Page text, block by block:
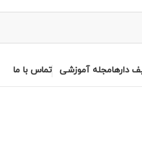
دارهامجله آموزشی تماس با ما